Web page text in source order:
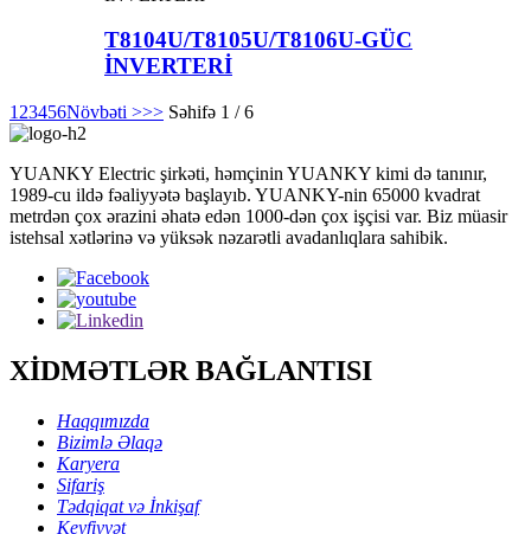
T8104U/T8105U/T8106U-GÜC
İNVERTERİ
1 23456Növbəti >>> Səhifə 1 / 6
YUANKY Electric şirkəti, həmçinin YUANKY kimi də tanınır,
1989-cu ildə fəaliyyətə başlayıb. YUANKY-nin 65000 kvadrat
metrdən çox ərazini əhatə edən 1000-dən çox işçisi var. Biz müasir
istehsal xətlərinə və yüksək nəzarətli avadanlıqlara sahibik.
XİDMƏTLƏR BAĞLANTISI
Haqqımızda
Bizimlə Əlaqə
Karyera
Sifariş
Tədqiqat və İnkişaf
Keyfiyyət